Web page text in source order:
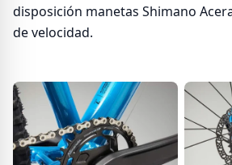
disposición manetas Shimano
de velocidad.